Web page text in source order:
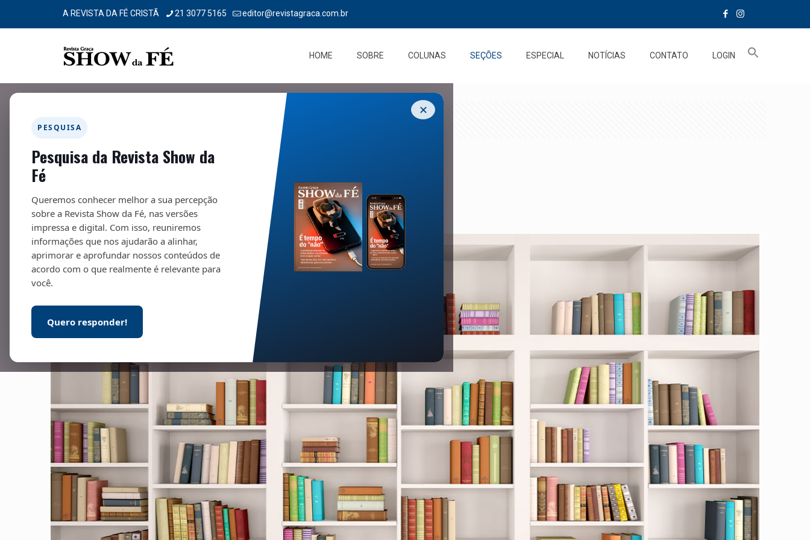
A REVISTA DA FÉ CRISTÃ 21 3077 5165 editor@revistagraca.com.br
HOME SOBRE COLUNAS SEÇÕES ESPECIAL NOTÍCIAS CONTATO LOGIN
✕
PESQUISA
Pesquisa da Revista Show da
Fé
Queremos conhecer melhor a sua percepção
sobre a Revista Show da Fé, nas versões
impressa e digital. Com isso, reuniremos
informações que nos ajudarão a alinhar,
aprimorar e aprofundar nossos conteúdos de
acordo com o que realmente é relevante para
você.
Quero responder!
Na prateleira – 278